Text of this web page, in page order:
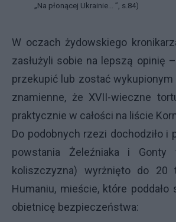
„Na płonącej Ukrainie... ”, s.84)
W oczach żydowskiego
zasłużyli sobie na lepszą opinię
przekupić lub zostać
znamienne, że XVII-wieczne
praktycznie w całości na liście
Do podobnych rzezi dochodziło i
powstania Żeleźniaka i
koliszczyzna) wyrżnięto do 20
Humaniu, mieście, które
obietnicę bezpieczeństwa: